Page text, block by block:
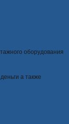
оборудования
а также